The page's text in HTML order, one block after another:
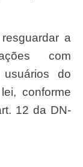
com
do
conforme
12 da DN-